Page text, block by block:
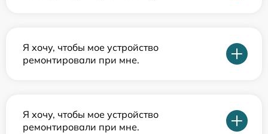
Я хочу, чтобы мое устройство
ремонтировали при мне.
Я хочу, чтобы мое устройство
ремонтировали при мне.